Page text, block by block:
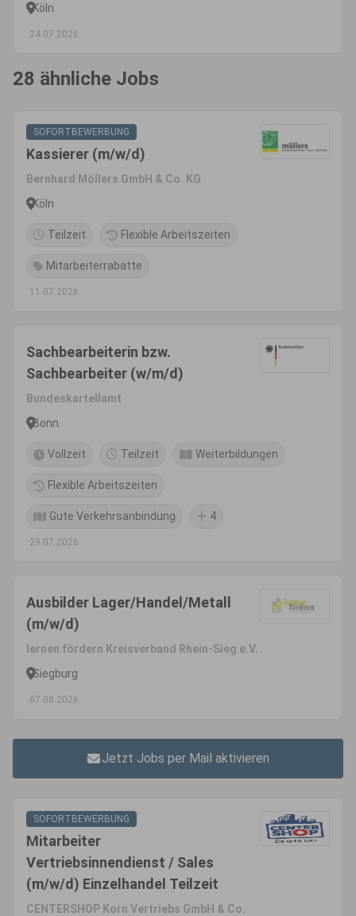
Köln
24.07.2026
28 ähnliche Jobs
SOFORTBEWERBUNG
Kassierer (m/w/d)
Bernhard Möllers GmbH & Co. KG
Köln
Teilzeit Flexible Arbeitszeiten
Mitarbeiterrabatte
11.07.2026
Sachbearbeiterin bzw.
Sachbearbeiter (w/m/d)
Bundeskartellamt
Bonn
Vollzeit Teilzeit Weiterbildungen
Flexible Arbeitszeiten
Gute Verkehrsanbindung 4
29.07.2026
Ausbilder Lager/Handel/Metall
(m/w/d)
lernen fördern Kreisverband Rhein-Sieg e.V.
Siegburg
07.08.2026
Jetzt Jobs per Mail aktivieren
SOFORTBEWERBUNG
Mitarbeiter
Vertriebsinnendienst / Sales
(m/w/d) Einzelhandel Teilzeit
CENTERSHOP Korn Vertriebs GmbH & Co.